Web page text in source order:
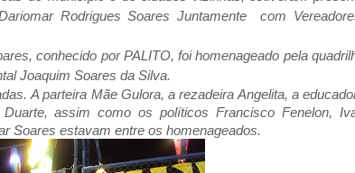
Rodrigues Soares Juntamente
com
conhecido por PALITO, foi homenageado pela
Joaquim Soares da Silva.
A parteira Mãe Gulora, a rezadeira Angelita, a
assim como os políticos Francisco Fenelon,
Soares estavam entre os homenageados.